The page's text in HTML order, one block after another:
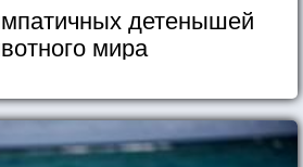
детенышей
мира